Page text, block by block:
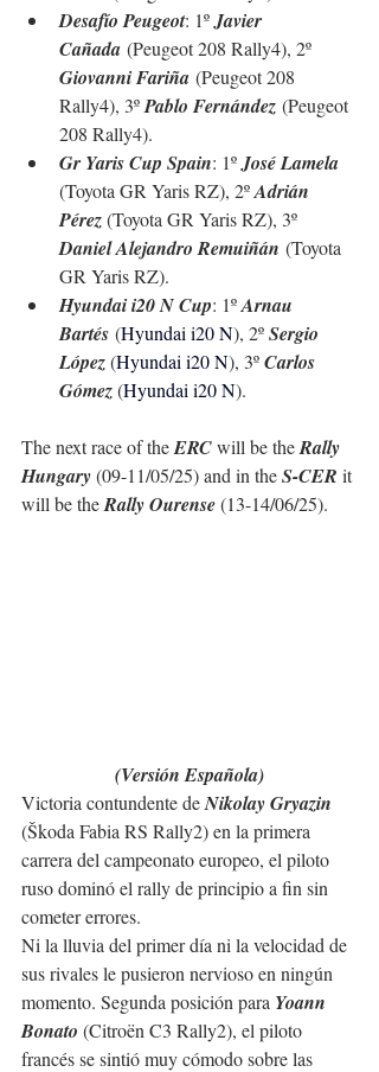
Desafío Peugeot: 1º Javier
Cañada (Peugeot 208 Rally4), 2º
Giovanni Fariña (Peugeot 208
Rally4), 3º Pablo Fernández (Peugeot
208 Rally4).
Gr Yaris Cup Spain: 1º José Lamela
(Toyota GR Yaris RZ), 2º Adrián
Pérez (Toyota GR Yaris RZ), 3º
Daniel Alejandro Remuiñán (Toyota
GR Yaris RZ).
Hyundai i20 N Cup: 1º Arnau
Bartés (Hyundai i20 N), 2º Sergio
López (Hyundai i20 N), 3º Carlos
Gómez (Hyundai i20 N).
The next race of the ERC will be the Rally
Hungary (09-11/05/25) and in the S-CER it
will be the Rally Ourense (13-14/06/25).
(Versión Española)
Victoria contundente de Nikolay Gryazin
(Škoda Fabia RS Rally2) en la primera
carrera del campeonato europeo, el piloto
ruso dominó el rally de principio a fin sin
cometer errores.
Ni la lluvia del primer día ni la velocidad de
sus rivales le pusieron nervioso en ningún
momento. Segunda posición para Yoann
Bonato (Citroën C3 Rally2), el piloto
francés se sintió muy cómodo sobre las